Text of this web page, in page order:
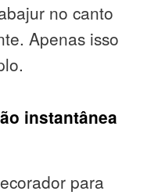
no canto
Apenas isso
instantânea
para